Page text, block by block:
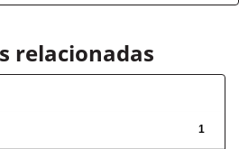
relacionadas
1